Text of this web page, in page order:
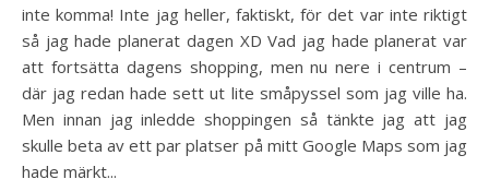
inte komma! Inte jag heller, faktiskt, för det var inte riktigt
så jag hade planerat dagen XD Vad jag hade planerat var
att fortsätta dagens shopping, men nu nere i centrum –
där jag redan hade sett ut lite småpyssel som jag ville ha.
Men innan jag inledde shoppingen så tänkte jag att jag
skulle beta av ett par platser på mitt Google Maps som jag
hade märkt...